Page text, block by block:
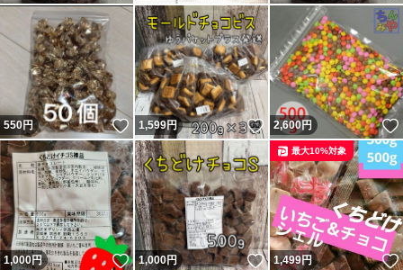
550円 いいね！
1,599円 いいね！
2,600円
1,000円 いいね！
1,000円 いいね！
1,499円
最大10%対象